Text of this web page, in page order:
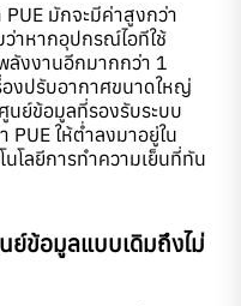
มักจะมีค่าสูงกว่า
าหากอุปกรณ์ไอทีใช้
ลังงานอีกมากกว่า 1
งปรับอากาศขนาดใหญ่
นย์ข้อมูลที่รองรับระบบ
PUE ให้ต่ำลงมาอยู่ใน
นโลยีการทำความเย็นที่ทัน
ย์ข้อมูลแบบเดิมถึงไม่